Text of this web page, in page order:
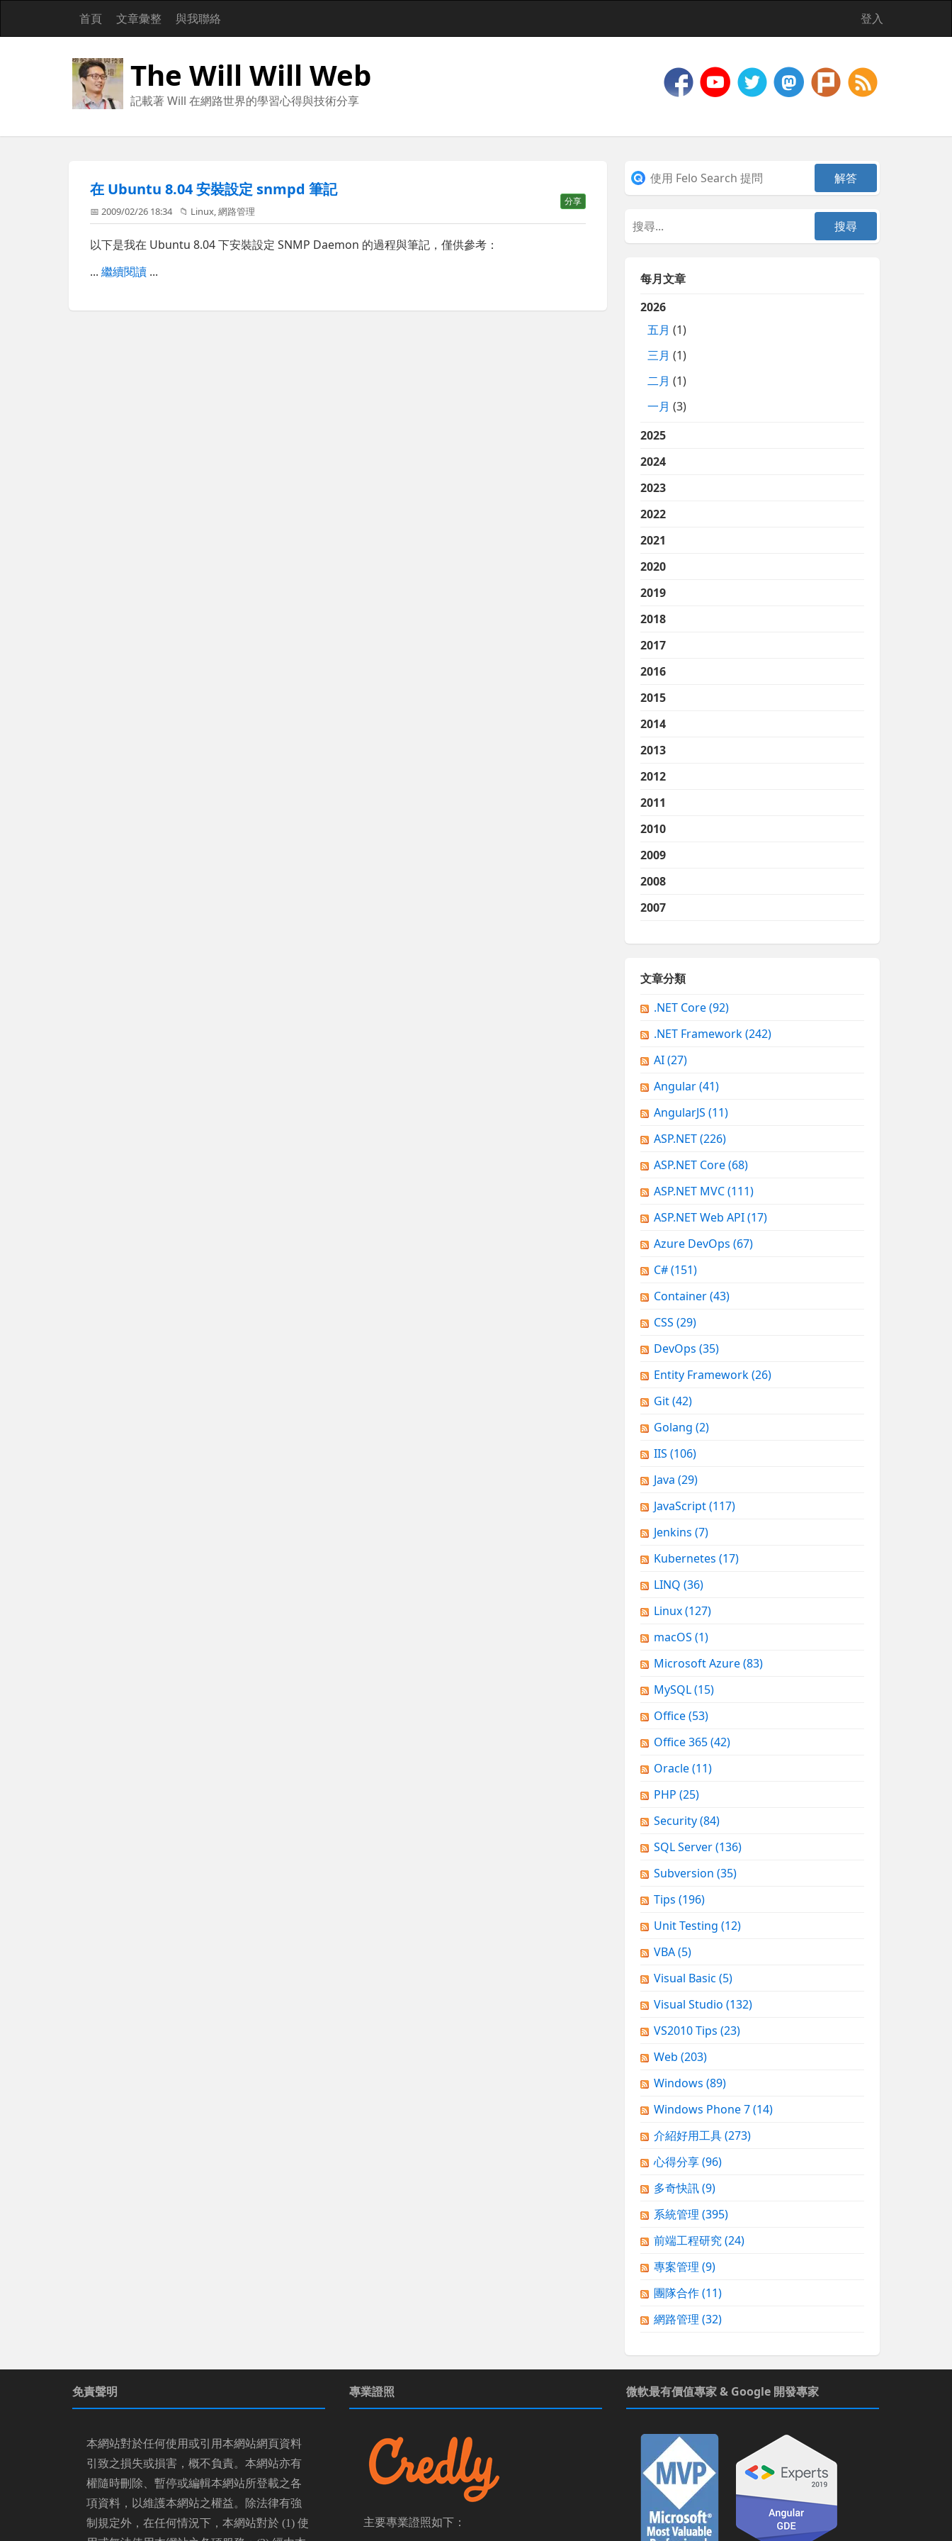
首頁 文章彙整 與我聯絡 登入
The Will Will Web
記載著 Will 在網路世界的學習心得與技術分享
在 Ubuntu 8.04 安裝設定 snmpd 筆記
分享
📅 2009/02/26 18:34 📁 Linux,網路管理
以下是我在 Ubuntu 8.04 下安裝設定 SNMP Daemon 的過程與筆記，僅供參考：
...繼續閱讀 ...
每月文章
2026
五月 (1)
三月 (1)
二月 (1)
一月 (3)
2025
2024
2023
2022
2021
2020
2019
2018
2017
2016
2015
2014
2013
2012
2011
2010
2009
2008
2007
文章分類
.NET Core(92)
.NET Framework(242)
AI(27)
Angular(41)
AngularJS (11)
ASP.NET(226)
ASP.NET Core(68)
ASP.NET MVC(111)
ASP.NET Web API(17)
Azure DevOps (67)
C#(151)
Container(43)
CSS (29)
DevOps (35)
Entity Framework(26)
Git(42)
Golang (2)
IIS (106)
Java (29)
JavaScript(117)
Jenkins (7)
Kubernetes (17)
LINQ (36)
Linux(127)
macOS (1)
Microsoft Azure(83)
MySQL(15)
Office(53)
Office 365(42)
Oracle(11)
PHP (25)
Security(84)
SQL Server(136)
Subversion (35)
Tips (196)
Unit Testing (12)
VBA(5)
Visual Basic (5)
Visual Studio (132)
VS2010 Tips (23)
Web (203)
Windows (89)
Windows Phone 7(14)
介紹好用工具(273)
心得分享(96)
多奇快訊(9)
系統管理 (395)
前端工程研究(24)
專案管理 (9)
團隊合作(11)
網路管理 (32)
免責聲明
本網站對於任何使用或引用本網站網頁資料
引致之損失或損害，概不負責。本網站亦有
權隨時刪除、暫停或編輯本網站所登載之各
項資料，以維護本網站之權益。除法律有強
制規定外，在任何情況下，本網站對於 (1) 使
專業證照
主要專業證照如下：
微軟最有價值專家 & Google 開發專家